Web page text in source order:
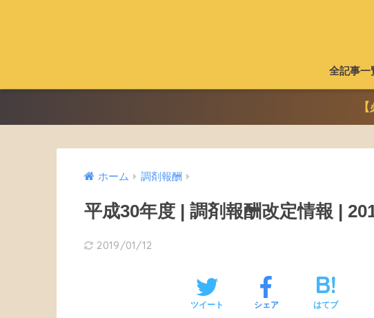
全記事一
ホーム 調剤報酬
平成30年度 | 調剤報酬改定情報 |
2019/01/12
ツイート シェア はてブ